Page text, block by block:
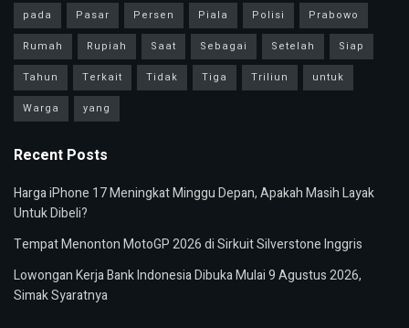
pada
Pasar Persen Piala Polisi
Prabowo
Rumah
Rupiah Saat Sebagai Setelah
Siap
Tahun
Terkait Tidak Tiga Triliun
untuk
Warga
yang
Recent Posts
Harga iPhone 17 Meningkat Minggu Depan, Apakah Masih Layak
Untuk Dibeli?
Tempat Menonton MotoGP 2026 di Sirkuit Silverstone Inggris
Lowongan Kerja Bank Indonesia Dibuka Mulai 9 Agustus 2026,
Simak Syaratnya